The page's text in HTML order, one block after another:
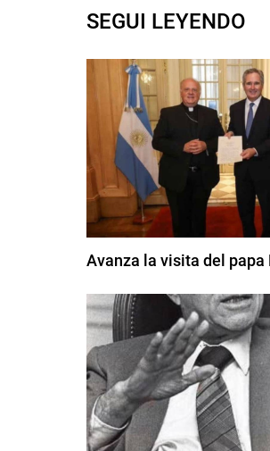
SEGUI LEYENDO
Avanza la visita del